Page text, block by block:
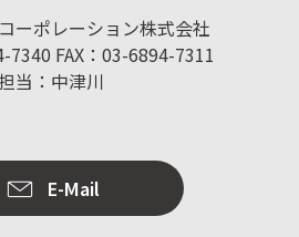
ーポレーション株式会社
7340 FAX：03-6894-7311
当：中津川
E-Mail